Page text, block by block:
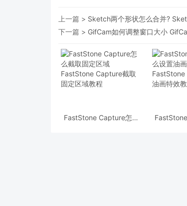
上一篇 > Sketch两个形状怎么合并?
下一篇 > GifCam如何调整窗口大小
FastStone Capture怎么